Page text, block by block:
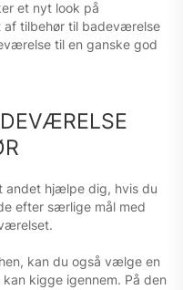
et nyt look på
af tilbehør til badeværelse
til en ganske god
andet hjælpe dig, hvis du
efter særlige mål med
kan du også vælge en
kigge igennem. På den